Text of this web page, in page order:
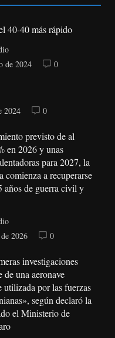
40-40 más rápido
de 2024
0
2024 0
previsto de al
en 2026 y unas
para 2027, la
comienza a recuperarse
años de guerra civil y
2026
0
investigaciones
de una aeronave
utilizada por las fuerzas
según declaró la
el Ministerio de